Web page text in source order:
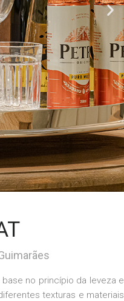
no princípio da leveza e
texturas e materiais